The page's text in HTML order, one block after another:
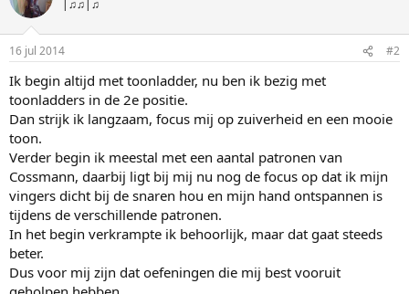
|♫♫|♫
16 jul 2014 #2
Ik begin altijd met toonladder, nu ben ik bezig met
toonladders in de 2e positie.
Dan strijk ik langzaam, focus mij op zuiverheid en een mooie
toon.
Verder begin ik meestal met een aantal patronen van
Cossmann, daarbij ligt bij mij nu nog de focus op dat ik mijn
vingers dicht bij de snaren hou en mijn hand ontspannen is
tijdens de verschillende patronen.
In het begin verkrampte ik behoorlijk, maar dat gaat steeds
beter.
Dus voor mij zijn dat oefeningen die mij best vooruit